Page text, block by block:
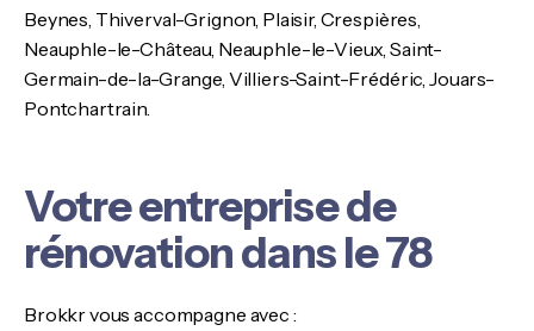
Beynes, Thiverval-Grignon, Plaisir, Crespières,
Neauphle-le-Château, Neauphle-le-Vieux, Saint-
Germain-de-la-Grange, Villiers-Saint-Frédéric, Jouars-
Pontchartrain.
Votre entreprise de
rénovation dans le 78
Brokkr vous accompagne avec :